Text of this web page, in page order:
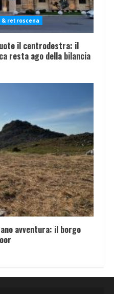
& retroscena
il centrodestra: il
resta ago della bilancia
avventura: il borgo